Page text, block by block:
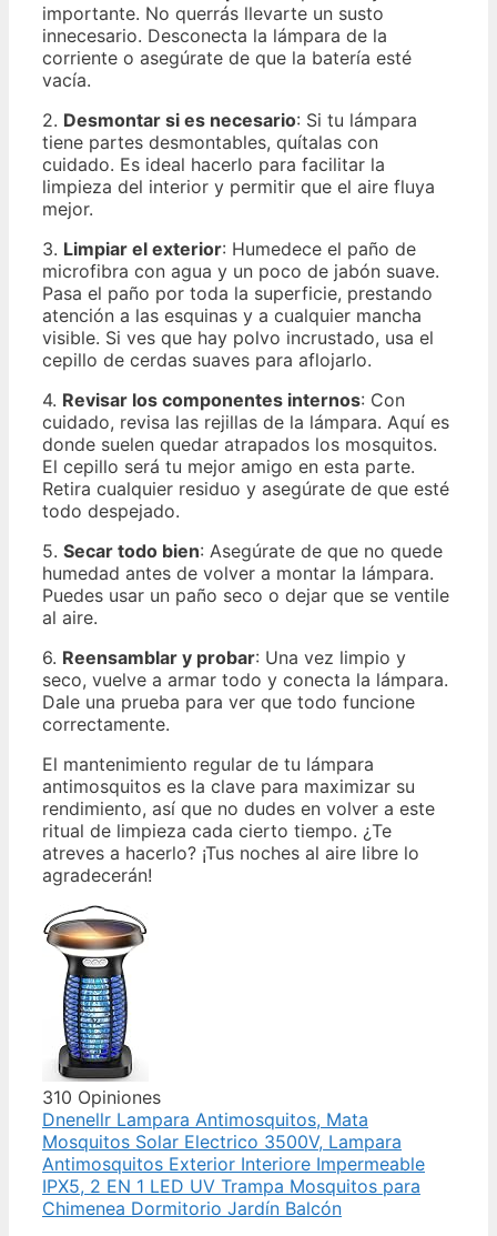
importante. No querrás llevarte un susto
innecesario. Desconecta la lámpara de la
corriente o asegúrate de que la batería esté
vacía.
2. Desmontar si es necesario: Si tu lámpara
tiene partes desmontables, quítalas con
cuidado. Es ideal hacerlo para facilitar la
limpieza del interior y permitir que el aire fluya
mejor.
3. Limpiar el exterior: Humedece el paño de
microfibra con agua y un poco de jabón suave.
Pasa el paño por toda la superficie, prestando
atención a las esquinas y a cualquier mancha
visible. Si ves que hay polvo incrustado, usa el
cepillo de cerdas suaves para aflojarlo.
4. Revisar los componentes internos: Con
cuidado, revisa las rejillas de la lámpara. Aquí es
donde suelen quedar atrapados los mosquitos.
El cepillo será tu mejor amigo en esta parte.
Retira cualquier residuo y asegúrate de que esté
todo despejado.
5. Secar todo bien: Asegúrate de que no quede
humedad antes de volver a montar la lámpara.
Puedes usar un paño seco o dejar que se ventile
al aire.
6. Reensamblar y probar: Una vez limpio y
seco, vuelve a armar todo y conecta la lámpara.
Dale una prueba para ver que todo funcione
correctamente.
El mantenimiento regular de tu lámpara
antimosquitos es la clave para maximizar su
rendimiento, así que no dudes en volver a este
ritual de limpieza cada cierto tiempo. ¿Te
atreves a hacerlo? ¡Tus noches al aire libre lo
agradecerán!
310 Opiniones
Dnenellr Lampara Antimosquitos, Mata
Mosquitos Solar Electrico 3500V, Lampara
Antimosquitos Exterior Interiore Impermeable
IPX5, 2 EN 1 LED UV Trampa Mosquitos para
Chimenea Dormitorio Jardín Balcón